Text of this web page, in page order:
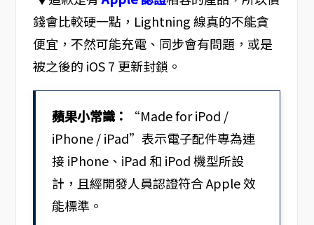
錢會比較硬一點，Lightning 線真的不能貪
便宜，不然可能充電、同步會有問題，或是
被之後的 iOS 7 更新封鎖。
蘋果小常識：
“Made for iPod /
iPhone / iPad”表示電子配件專為連
接 iPhone、iPad 和 iPod 機型所設
計，且經開發人員認證符合 Apple 效
能標準。